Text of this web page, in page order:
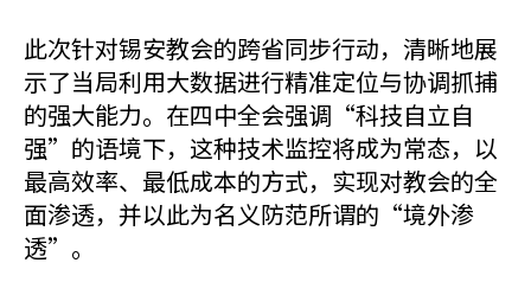
此次针对锡安教会的跨省同步行动，清晰地展
示了当局利用大数据进行精准定位与协调抓捕
的强大能力。在四中全会强调“科技自立自
强”的语境下，这种技术监控将成为常态，以
最高效率、最低成本的方式，实现对教会的全
面渗透，并以此为名义防范所谓的“境外渗
透”。